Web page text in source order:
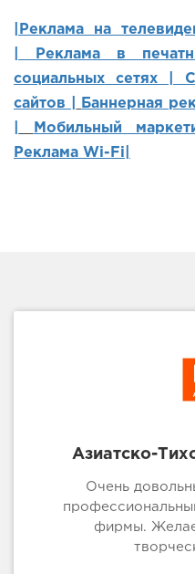
|Реклама на
Реклама в
социальных сетях |
сайтов
Баннерная
Мобильный
Реклама Wi-Fi|
Азиатско-
Очень
фирмы.